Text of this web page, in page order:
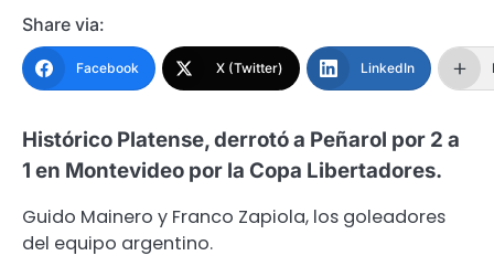
Share via:
Facebook X (Twitter) LinkedIn
Histórico Platense, derrotó a Peñarol por 2 a
1 en Montevideo por la Copa Libertadores.
Guido Mainero y Franco Zapiola, los goleadores
del equipo argentino.